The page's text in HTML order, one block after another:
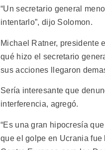
“Un secretario general
intentarlo”, dijo Solomon.
Michael Ratner, presidente
qué hizo el secretario
sus acciones llegaron
Sería interesante que
interferencia, agregó.
“Es una gran hipocresía
que el golpe en Ucrania fue